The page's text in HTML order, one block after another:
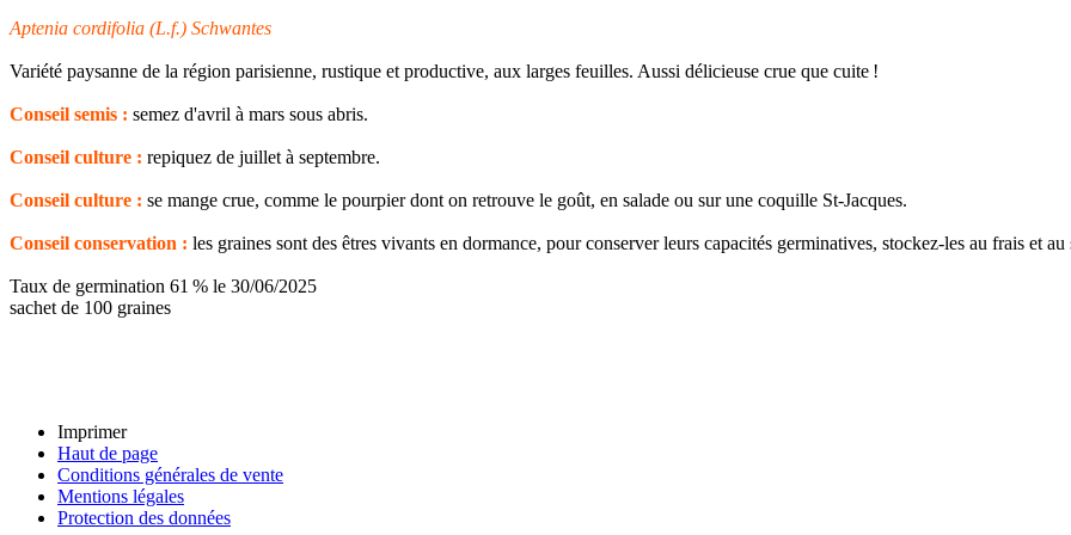
Aptenia cordifolia (L.f.) Schwantes
Variété paysanne de la région parisienne, rustique et productive, aux larges feuilles. Aussi délicieuse crue que cuite !
Conseil semis : semez d'avril à mars sous abris.
Conseil culture : repiquez de juillet à septembre.
Conseil culture : se mange crue, comme le pourpier dont on retrouve le goût, en salade ou sur une coquille St-Jacques.
Conseil conservation : les graines sont des êtres vivants en dormance, pour conserver leurs capacités germinatives, stockez-les au frais et au
Taux de germination 61 % le 30/06/2025
sachet de 100 graines
Imprimer
Haut de page
Conditions générales de vente
Mentions légales
Protection des données